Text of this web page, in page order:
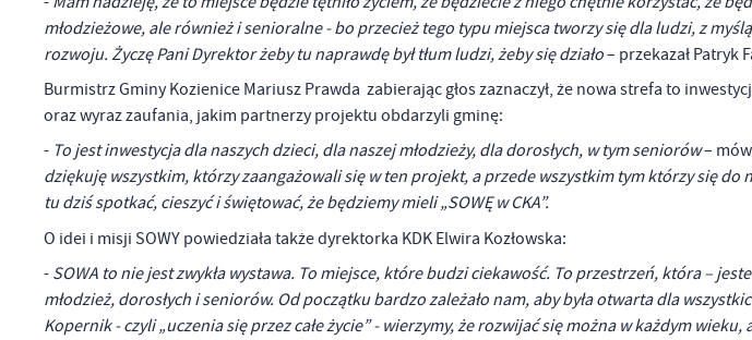
młodzieżowe, ale również i senioralne - bo przecież tego typu miejsca tworzy się dla ludzi, z
rozwoju. Życzę Pani Dyrektor żeby tu naprawdę był tłum ludzi, żeby się działo– przekazał Patryk
Burmistrz Gminy Kozienice Mariusz Prawda zabierając głos zaznaczył, że nowa strefa to
oraz wyraz zaufania, jakim partnerzy projektu obdarzyli gminę:
- To jest inwestycja dla naszych dzieci, dla naszej młodzieży, dla dorosłych, w tym seniorów–
dziękuję wszystkim, którzy zaangażowali się w ten projekt, a przede wszystkim tym którzy się do
tu dziś spotkać, cieszyć i świętować, że będziemy mieli „SOWĘ w CKA”.
O idei i misji SOWY powiedziała także dyrektorka KDK Elwira Kozłowska:
- SOWA to nie jest zwykła wystawa. To miejsce, które budzi ciekawość. To przestrzeń, która –
młodzież, dorosłych i seniorów. Od początku bardzo zależało nam, aby była otwarta dla
Kopernik - czyli „uczenia się przez całe życie” - wierzymy, że rozwijać się można w każdym
Ustawienia
Szanujemy Twoją prywatność. Możesz zmienić
Niezbędne